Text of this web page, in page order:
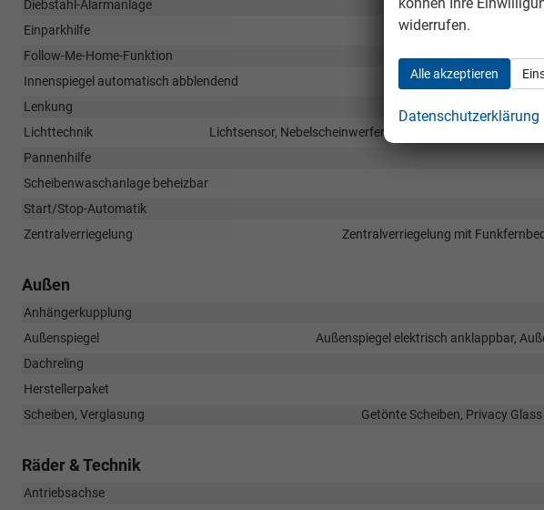
Diebstahl-Alarmanlage
Einparkhilfe
Park Distance
Follow-Me-Home-Funktion
Innenspiegel automatisch abblendend
Lenkung
Lichttechnik
Lichtsensor, Nebelscheinwerfer, LED-Rückleuchten, LED-
Pannenhilfe
Scheibenwaschanlage beheizbar
Start/Stop-Automatik
Zentralverriegelung
Zentralverriegelung mit
Außen
Anhängerkupplung
Außenspiegel
Außenspiegel elektrisch anklappbar,
Dachreling
Herstellerpaket
Scheiben, Verglasung
Getönte Scheiben, Privacy
Räder & Technik
Antriebsachse
widerrufen.
Alle akzeptieren
Datenschutzerklärung